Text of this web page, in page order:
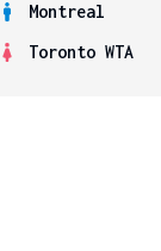
Montreal
Toronto WTA